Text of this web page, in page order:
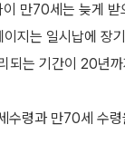
만70세는 늦게
지는 일시납에 장
되는 기간이 20년
수령과 만70세 수